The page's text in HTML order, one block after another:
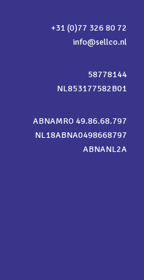
+31 (0)77 326 80 72
info@sellco.nl
58778144
NL853177582B01
ABNAMRO 49.86.68.797
NL18ABNA0498668797
ABNANL2A